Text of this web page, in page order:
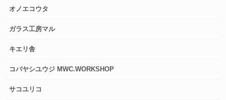
オノエコウタ
ガラス工房マル
キエリ舎
コバヤシユウジ MWC.WORKSHOP
サコユリコ